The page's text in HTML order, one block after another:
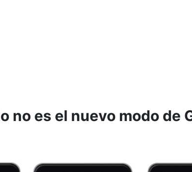
no es el nuevo modo de